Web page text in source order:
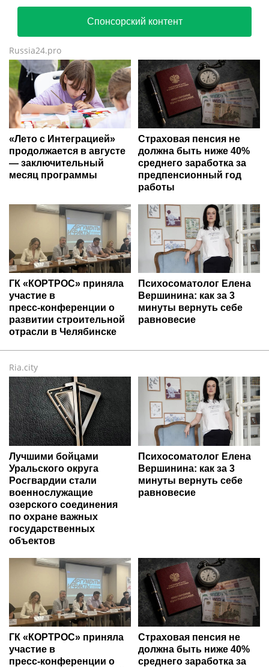
Спонсорский контент
Russia24.pro
«Лето с Интеграцией»
продолжается в августе
— заключительный
месяц программы
Страховая пенсия не
должна быть ниже 40%
среднего заработка за
предпенсионный год
работы
ГК «КОРТРОС» приняла
участие в
пресс‑конференции о
развитии строительной
отрасли в Челябинске
Психосоматолог Елена
Вершинина: как за 3
минуты вернуть себе
равновесие
Ria.city
Лучшими бойцами
Уральского округа
Росгвардии стали
военнослужащие
озерского соединения
по охране важных
государственных
объектов
Психосоматолог Елена
Вершинина: как за 3
минуты вернуть себе
равновесие
ГК «КОРТРОС» приняла
участие в
пресс‑конференции о
Страховая пенсия не
должна быть ниже 40%
среднего заработка за